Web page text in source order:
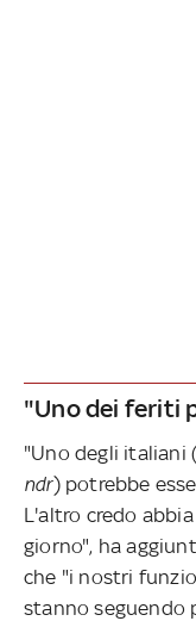
"Uno dei feriti
"Uno degli italiani
ndr) potrebbe
L'altro credo
giorno", ha
che "i nostri
stanno seguendo